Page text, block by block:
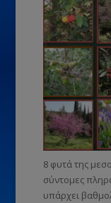
8 φυτά της
σύντομες
υπάρχει